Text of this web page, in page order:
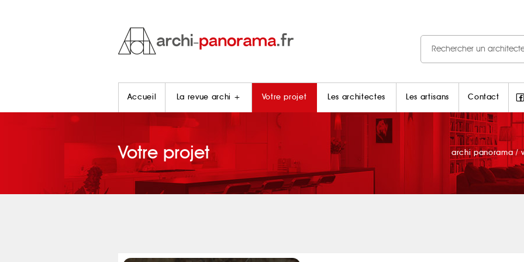
Accueil La revue archi + Votre projet Les architectes Les artisans Contact
Votre projet archi panorama /